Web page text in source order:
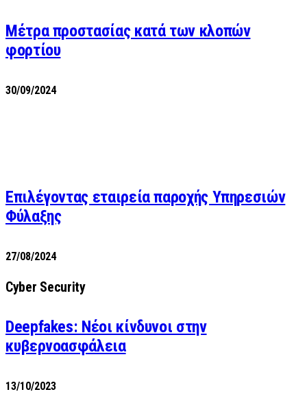
Μέτρα προστασίας κατά των κλοπών
φορτίου
30/09/2024
Επιλέγοντας εταιρεία παροχής Υπηρεσιών
Φύλαξης
27/08/2024
Cyber Security
Deepfakes: Νέοι κίνδυνοι στην
κυβερνοασφάλεια
13/10/2023